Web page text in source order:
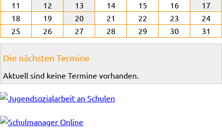
11
12 13 14 15 16
17
18
19 20 21 22 23
24
25
26 27 28 29 30 31
Die nächsten Termine
Aktuell sind keine Termine vorhanden.